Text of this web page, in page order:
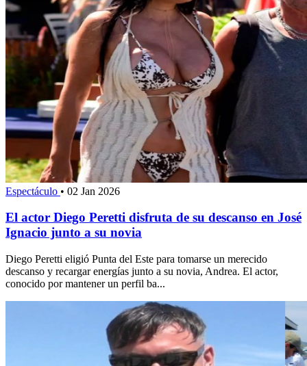
Espectáculo • 02 Jan 2026
El actor Diego Peretti disfruta de su descanso en José
Ignacio junto a su novia
Diego Peretti eligió Punta del Este para tomarse un merecido
descanso y recargar energías junto a su novia, Andrea. El actor,
conocido por mantener un perfil ba...